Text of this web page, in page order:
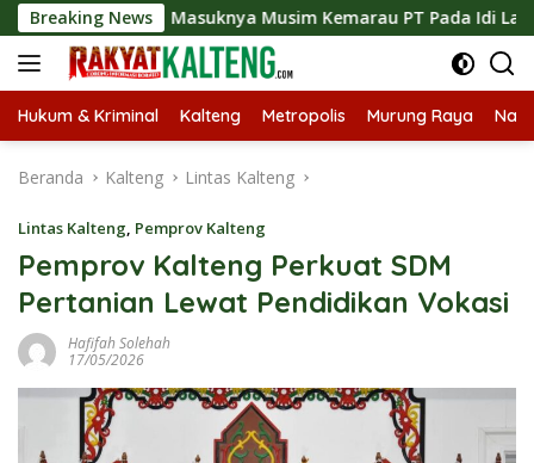
Langsung
ke
konten
Breaking News
Masuknya Musim Kemarau PT Pada Idi Langsungkan
Hukum & Kriminal Kalteng Metropolis Murung Raya
Beranda Kalteng Lintas Kalteng
Lintas Kalteng, Pemprov Kalteng
Pemprov Kalteng Perkuat SDM
Pertanian Lewat Pendidikan Vokasi
Hafifah Solehah
17/05/2026